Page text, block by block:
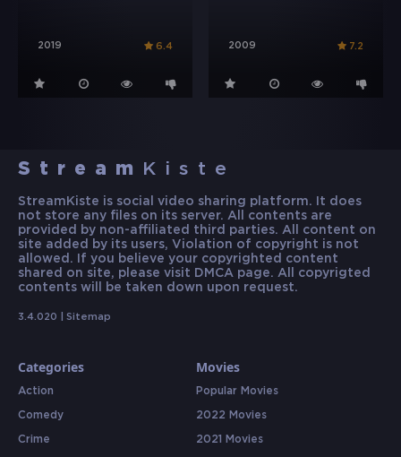
2019 6.4 2009 7.2
Stream Kiste
StreamKiste is social video sharing platform. It does
not store any files on its server. All contents are
provided by non-affiliated third parties. All content on
site added by its users, Violation of copyright is not
allowed. If you believe your copyrighted content
shared on site, please visit DMCA page. All copyrigted
contents will be taken down upon request.
3.4.020 | Sitemap
Categories
Action
Comedy
Crime
Movies
Popular Movies
2022 Movies
2021 Movies